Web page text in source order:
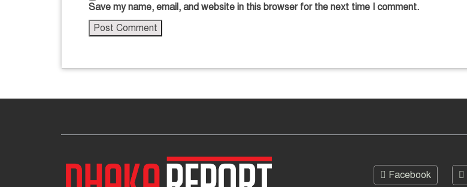
Save my name, email, and website in this browser for the next time I comment.
Facebook